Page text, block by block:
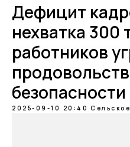
Дефицит
нехватка 300
работников
2025-09-10 20:40